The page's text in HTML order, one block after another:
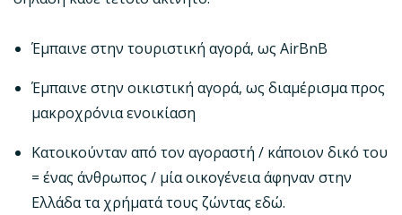
Έμπαινε στην τουριστική αγορά, ως AirBnB
Έμπαινε στην οικιστική αγορά, ως διαμέρισμα προς
μακροχρόνια ενοικίαση
Κατοικούνταν από τον αγοραστή / κάποιον δικό του
= ένας άνθρωπος / μία οικογένεια άφηναν στην
Ελλάδα τα χρήματά τους ζώντας εδώ.